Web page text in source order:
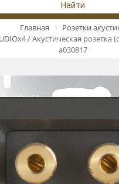
Найти
Главная
Розетки
/ Акустическая розетка
a030817